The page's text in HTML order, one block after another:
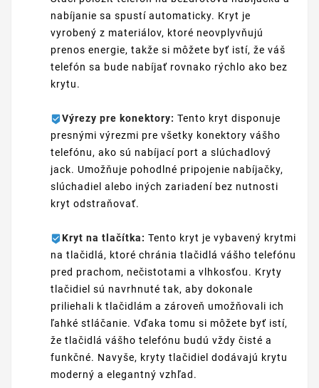
nabíjanie sa spustí automaticky. Kryt je
vyrobený z materiálov, ktoré neovplyvňujú
prenos energie, takže si môžete byť istí, že váš
telefón sa bude nabíjať rovnako rýchlo ako bez
krytu.
Výrezy pre konektory: Tento kryt disponuje
presnými výrezmi pre všetky konektory vášho
telefónu, ako sú nabíjací port a slúchadlový
jack. Umožňuje pohodlné pripojenie nabíjačky,
slúchadiel alebo iných zariadení bez nutnosti
kryt odstraňovať.
Kryt na tlačítka: Tento kryt je vybavený krytmi
na tlačidlá, ktoré chránia tlačidlá vášho telefónu
pred prachom, nečistotami a vlhkosťou. Kryty
tlačidiel sú navrhnuté tak, aby dokonale
priliehali k tlačidlám a zároveň umožňovali ich
ľahké stláčanie. Vďaka tomu si môžete byť istí,
že tlačidlá vášho telefónu budú vždy čisté a
funkčné. Navyše, kryty tlačidiel dodávajú krytu
moderný a elegantný vzhľad.